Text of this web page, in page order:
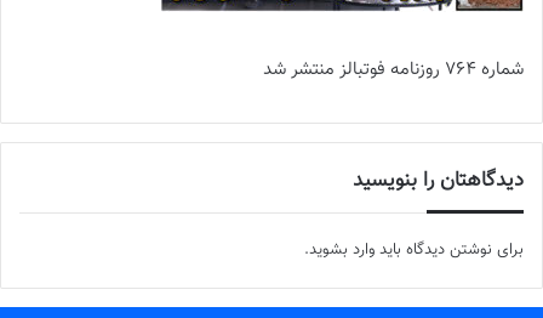
شماره 764 روزنامه فوتبالز منتشر شد
دیدگاهتان را بنویسید
برای نوشتن دیدگاه باید وارد بشوید.